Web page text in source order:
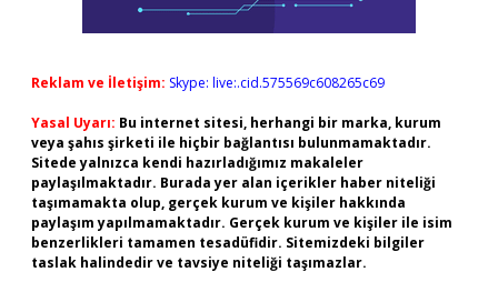
Reklam ve İletişim: Skype: live:.cid.575569c608265c69
Yasal Uyarı: Bu internet sitesi, herhangi bir marka, kurum
veya şahıs şirketi ile hiçbir bağlantısı bulunmamaktadır.
Sitede yalnızca kendi hazırladığımız makaleler
paylaşılmaktadır. Burada yer alan içerikler haber niteliği
taşımamakta olup, gerçek kurum ve kişiler hakkında
paylaşım yapılmamaktadır. Gerçek kurum ve kişiler ile isim
benzerlikleri tamamen tesadüfidir. Sitemizdeki bilgiler
taslak halindedir ve tavsiye niteliği taşımazlar.